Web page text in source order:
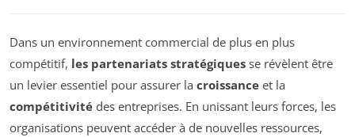
Dans un environnement commercial de plus en plus
compétitif, les partenariats stratégiques se révèlent être
un levier essentiel pour assurer la croissance et la
compétitivité des entreprises. En unissant leurs forces, les
organisations peuvent accéder à de nouvelles ressources,